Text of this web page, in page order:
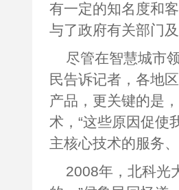
有一定的知名度和
与了政府有关部门
尽管在智慧城市
民告诉记者，各地
产品，更关键的是
术，“这些原因促使
主核心技术的服务
2008年，北科光